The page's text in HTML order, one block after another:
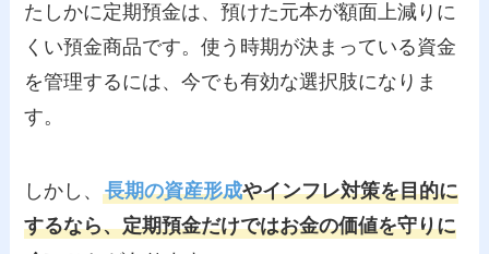
たしかに定期預金は、預けた元本が額面上減りに
くい預金商品です。使う時期が決まっている資金
を管理するには、今でも有効な選択肢になりま
す。
しかし、長期の資産形成やインフレ対策を目的に
するなら、定期預金だけではお金の価値を守りに